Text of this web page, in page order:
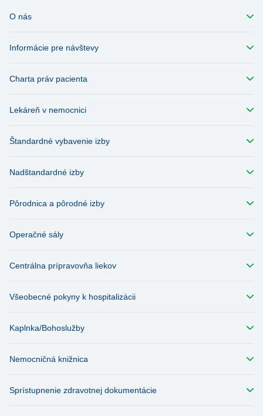
O nás
Informácie pre návštevy
Charta práv pacienta
Lekáreň v nemocnici
Štandardné vybavenie izby
Nadštandardné izby
Pôrodnica a pôrodné izby
Operačné sály
Centrálna prípravovňa liekov
Všeobecné pokyny k hospitalizácii
Kaplnka/Bohoslužby
Nemocničná knižnica
Sprístupnenie zdravotnej dokumentácie